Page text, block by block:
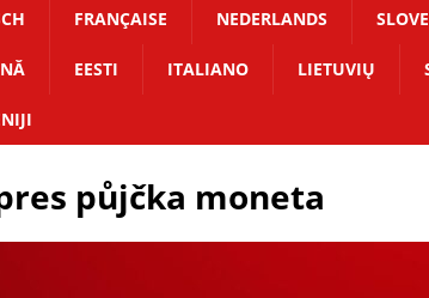
FRANÇAISE NEDERLANDS
EESTI ITALIANO LIETUVIŲ
půjčka moneta